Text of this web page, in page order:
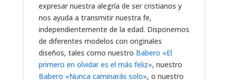
expresar nuestra alegría de ser cristianos y
nos ayuda a transmitir nuestra fe,
independientemente de la edad. Disponemos
de diferentes modelos con originales
diseños, tales como nuestro Babero «El
primero en olvidar es el más feliz», nuestro
Babero «Nunca caminarás solo», o nuestro